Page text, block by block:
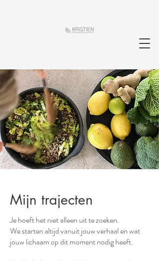
Mijn trajecten
Je hoeft het niet alleen uit te zoeken.
We starten altijd vanuit jouw verhaal en wat
jouw lichaam op dit moment nodig heeft.